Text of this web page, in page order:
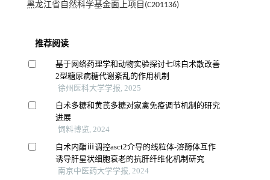
黑龙江省自然科学基金面上项目(C201136)